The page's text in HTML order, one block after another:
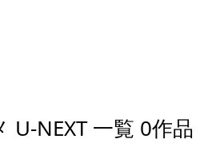
U-NEXT 一覧 0作品